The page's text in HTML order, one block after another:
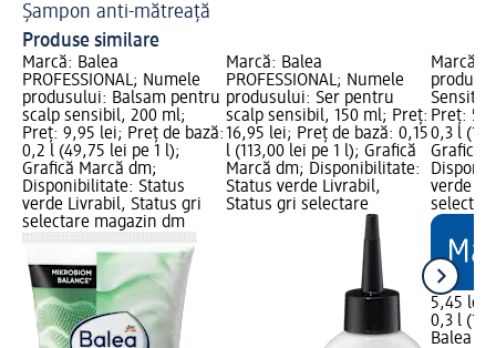
Șampon anti-mătreață
Produse similare
Marcă: Balea
PROFESSIONAL; Numele
produsului: Balsam pentru
scalp sensibil, 200 ml;
Preț: 9,95 lei; Preț de bază:
0,2 l (49,75 lei pe 1 l);
Grafică Marcă dm;
Disponibilitate: Status
verde Livrabil, Status gri
selectare magazin dm
Marcă: Balea
PROFESSIONAL; Numele
produsului: Ser pentru
scalp sensibil, 150 ml; Preț:
16,95 lei; Preț de bază: 0,15
l (113,00 lei pe 1 l); Grafică
Marcă dm; Disponibilitate:
Status verde Livrabil,
Status gri selectare
Marcă:
Preț:
0,3 l
Grafică
verde
5,45 lei
0,3 l
Balea